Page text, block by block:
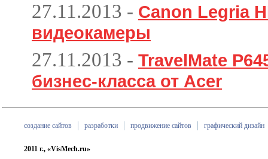
27.11.2013 - Canon Legria
видеокамеры
27.11.2013 - TravelMate
бизнес-класса от Acer
создание сайтов разработки продвижение сайтов графический дизайн
2011 г., «VisMech.ru»